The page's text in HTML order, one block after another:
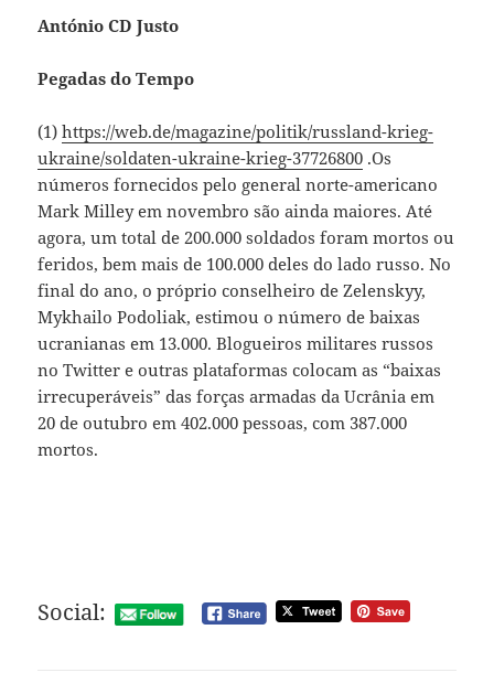
António CD Justo
Pegadas do Tempo
(1)https://web.de/magazine/politik/russland-krieg-
ukraine/soldaten-ukraine-krieg-37726800 .Os
números fornecidos pelo general norte-americano
Mark Milley em novembro são ainda maiores. Até
agora, um total de 200.000 soldados foram mortos ou
feridos, bem mais de 100.000 deles do lado russo. No
final do ano, o próprio conselheiro de Zelenskyy,
Mykhailo Podoliak, estimou o número de baixas
ucranianas em 13.000. Blogueiros militares russos
no Twitter e outras plataformas colocam as “baixas
irrecuperáveis” das forças armadas da Ucrânia em
20 de outubro em 402.000 pessoas, com 387.000
mortos.
Social: